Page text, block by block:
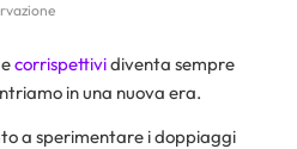
corrispettividiventa sempre
in una nuova era.
a sperimentare i doppiaggi